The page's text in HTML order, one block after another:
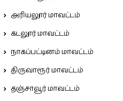
அரியலூர் மாவட்டம்
கடலூர் மாவட்டம்
நாகப்பட்டினம் மாவட்டம்
திருவாரூர் மாவட்டம்
தஞ்சாவூர் மாவட்டம்